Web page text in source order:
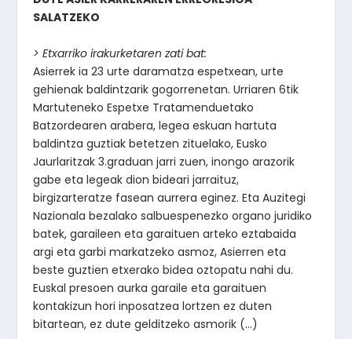
SALATZEKO
> Etxarriko irakurketaren zati bat:
Asierrek ia 23 urte daramatza espetxean, urte
gehienak baldintzarik gogorrenetan. Urriaren 6tik
Martuteneko Espetxe Tratamenduetako
Batzordearen arabera, legea eskuan hartuta
baldintza guztiak betetzen zituelako, Eusko
Jaurlaritzak 3.graduan jarri zuen, inongo arazorik
gabe eta legeak dion bideari jarraituz,
birgizarteratze fasean aurrera eginez. Eta Auzitegi
Nazionala bezalako salbuespenezko organo juridiko
batek, garaileen eta garaituen arteko eztabaida
argi eta garbi markatzeko asmoz, Asierren eta
beste guztien etxerako bidea oztopatu nahi du.
Euskal presoen aurka garaile eta garaituen
kontakizun hori inposatzea lortzen ez duten
bitartean, ez dute gelditzeko asmorik (…)